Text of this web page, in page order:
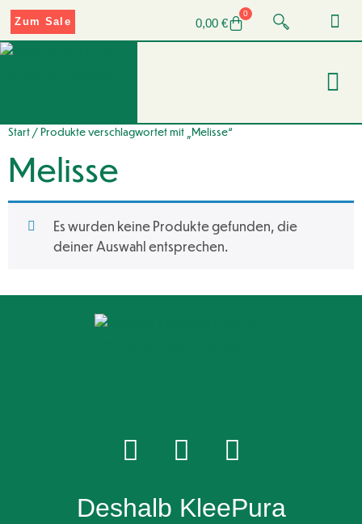
0,00 €
0
Zum Sale
Start / Produkte verschlagwortet mit „Melisse“
Melisse
Es wurden keine Produkte gefunden, die
deiner Auswahl entsprechen.
Deshalb KleePura